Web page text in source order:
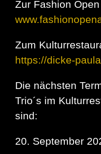
Zur Fashion
Zum
https://dicke-
Die nächsten
Trio´s im
sind:
20. September